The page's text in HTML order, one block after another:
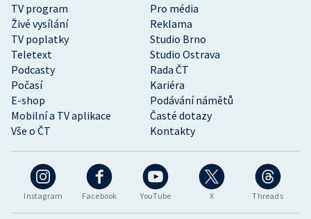
Instagram Facebook YouTube X Threads
TV program
Pro média
Živé vysílání
Reklama
TV poplatky
Studio Brno
Teletext
Studio Ostrava
Podcasty
Rada ČT
Počasí
Kariéra
E-shop
Podávání námětů
Mobilní a TV aplikace
Časté dotazy
Vše o ČT
Kontakty